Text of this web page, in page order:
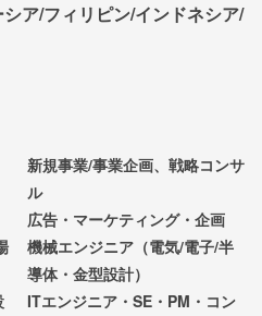
ア/フィリピン/インドネシア/
新規事業/事業企画、戦略コンサ
ル
広告・マーケティング・企画
機械エンジニア（電気/電子/半
導体・金型設計）
ITエンジニア・SE・PM・コン